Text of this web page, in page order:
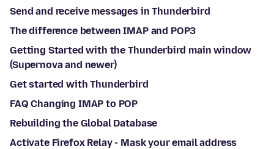
Send and receive messages in Thunderbird
The difference between IMAP and POP3
Getting Started with the Thunderbird main window
(Supernova and newer)
Get started with Thunderbird
FAQ Changing IMAP to POP
Rebuilding the Global Database
Activate Firefox Relay - Mask your email address